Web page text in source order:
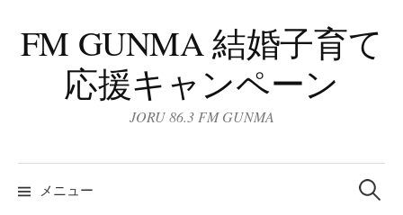
ン
テ
FM GUNMA 結婚子育て
応援キャンペーン
JORU 86.3 FM GUNMA
メニュー
検
索: